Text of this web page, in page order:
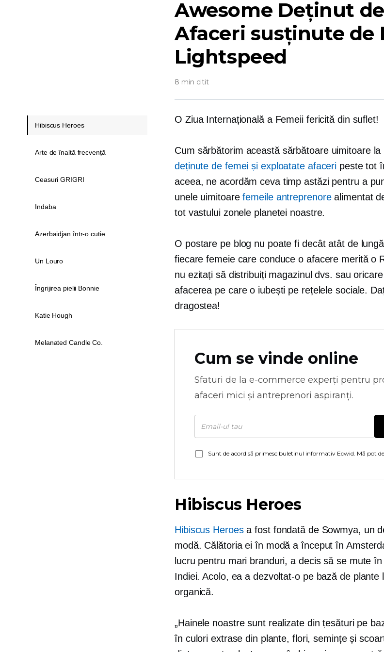
Awesome Deținut
Afaceri susținute de
Lightspeed
8 min citit
O Ziua Internațională a Femeii fericită din suflet!
Cum sărbătorim această sărbătoare uimitoare la
deținute de femei și exploatate afaceri peste tot
aceea, ne acordăm ceva timp astăzi pentru a
unele uimitoarefemeile antreprenorealimentat
tot vastuluizonele planetei noastre.
O postare pe blog nu poate fi decât atât de
fiecare femeie care conduce o afacere merită o
nu ezitați să distribuiți magazinul dvs. sau oricare
afacerea pe care o iubești pe rețelele sociale.
dragostea!
Cum se vinde online
Sfaturi de la e-commerce experți pentru
afaceri mici și antreprenori aspiranți.
Sunt de acord să primesc buletinul informativ Ecwid. Mă pot
Hibiscus Heroes
Hibiscus Heroesa fost fondată de Sowmya, un
modă. Călătoria ei în modă a început în
lucru pentru mari branduri, a decis să se mute în
Indiei. Acolo, ea a dezvoltat-o pe bază de plante
organică.
„Hainele noastre sunt realizate din țesături pe
în culori extrase din plante, flori, semințe și
Hibiscus Heroes
Arte de înaltă frecvență
Ceasuri GRIGRI
Indaba
Azerbaidjan într-o cutie
Un Louro
Îngrijirea pielii Bonnie
Katie Hough
Melanated Candle Co.